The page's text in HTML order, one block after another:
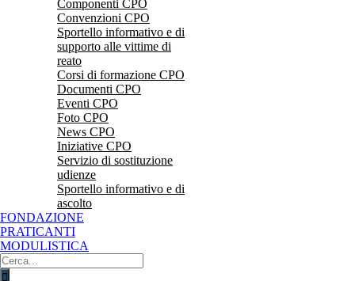
Componenti CPO
Convenzioni CPO
Sportello informativo e di
supporto alle vittime di
reato
Corsi di formazione CPO
Documenti CPO
Eventi CPO
Foto CPO
News CPO
Iniziative CPO
Servizio di sostituzione
udienze
Sportello informativo e di
ascolto
FONDAZIONE
PRATICANTI
MODULISTICA
Cerca
per: